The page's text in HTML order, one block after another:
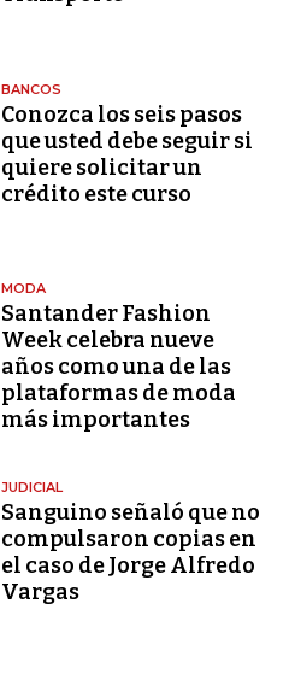
BANCOS
Conozca los seis pasos
que usted debe seguir si
quiere solicitar un
crédito este curso
MODA
Santander Fashion
Week celebra nueve
años como una de las
plataformas de moda
más importantes
JUDICIAL
Sanguino señaló que no
compulsaron copias en
el caso de Jorge Alfredo
Vargas